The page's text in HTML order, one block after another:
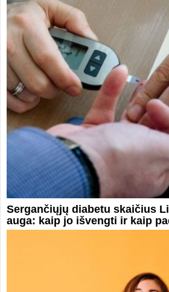
Sergančiųjų diabetu skaičius
auga: kaip jo išvengti ir kaip